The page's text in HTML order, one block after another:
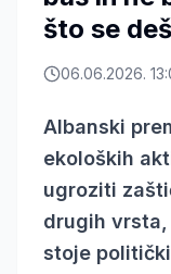
što se
06.06.2026.
Albanski
ekoloških
ugroziti
drugih
stoje